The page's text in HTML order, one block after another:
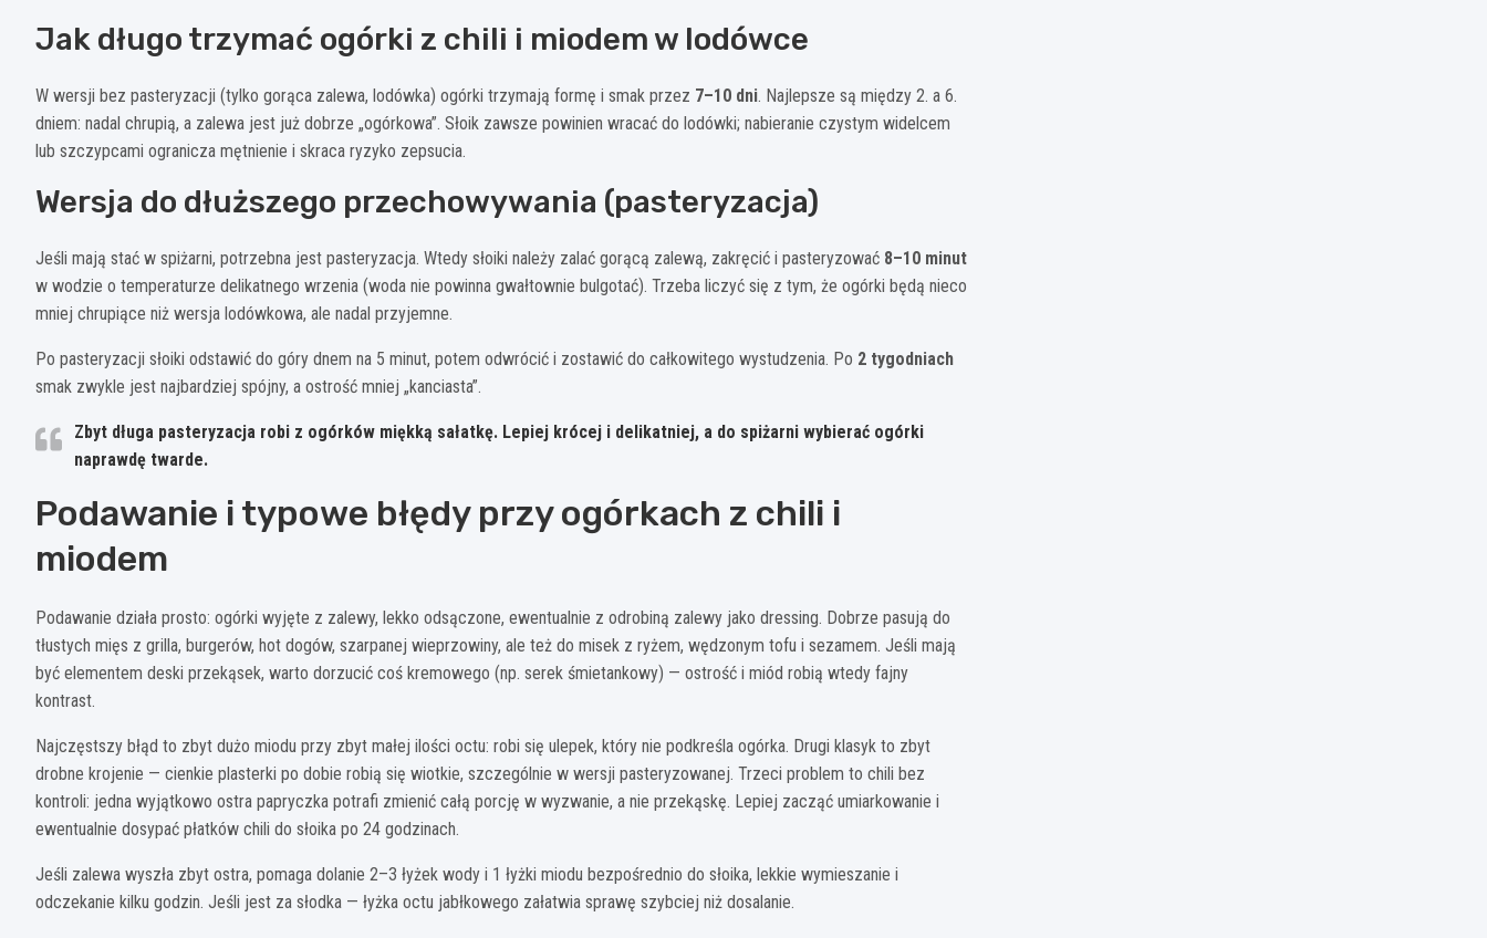
Jak długo trzymać ogórki z chili i miodem w lodówce
W wersji bez pasteryzacji (tylko gorąca zalewa, lodówka) ogórki trzymają formę i smak przez 7–10 dni. Najlepsze są między 2. a 6.
dniem: nadal chrupią, a zalewa jest już dobrze „ogórkowa”. Słoik zawsze powinien wracać do lodówki; nabieranie czystym widelcem
lub szczypcami ogranicza mętnienie i skraca ryzyko zepsucia.
Wersja do dłuższego przechowywania (pasteryzacja)
Jeśli mają stać w spiżarni, potrzebna jest pasteryzacja. Wtedy słoiki należy zalać gorącą zalewą, zakręcić i pasteryzować 8–10 minut
w wodzie o temperaturze delikatnego wrzenia (woda nie powinna gwałtownie bulgotać). Trzeba liczyć się z tym, że ogórki będą nieco
mniej chrupiące niż wersja lodówkowa, ale nadal przyjemne.
Po pasteryzacji słoiki odstawić do góry dnem na 5 minut, potem odwrócić i zostawić do całkowitego wystudzenia. Po 2 tygodniach
smak zwykle jest najbardziej spójny, a ostrość mniej „kanciasta”.
Zbyt długa pasteryzacja robi z ogórków miękką sałatkę. Lepiej krócej i delikatniej, a do spiżarni wybierać ogórki
naprawdę twarde.
Podawanie i typowe błędy przy ogórkach z chili i
miodem
Podawanie działa prosto: ogórki wyjęte z zalewy, lekko odsączone, ewentualnie z odrobiną zalewy jako dressing. Dobrze pasują do
tłustych mięs z grilla, burgerów, hot dogów, szarpanej wieprzowiny, ale też do misek z ryżem, wędzonym tofu i sezamem. Jeśli mają
być elementem deski przekąsek, warto dorzucić coś kremowego (np. serek śmietankowy) — ostrość i miód robią wtedy fajny
kontrast.
Najczęstszy błąd to zbyt dużo miodu przy zbyt małej ilości octu: robi się ulepek, który nie podkreśla ogórka. Drugi klasyk to zbyt
drobne krojenie — cienkie plasterki po dobie robią się wiotkie, szczególnie w wersji pasteryzowanej. Trzeci problem to chili bez
kontroli: jedna wyjątkowo ostra papryczka potrafi zmienić całą porcję w wyzwanie, a nie przekąskę. Lepiej zacząć umiarkowanie i
ewentualnie dosypać płatków chili do słoika po 24 godzinach.
Jeśli zalewa wyszła zbyt ostra, pomaga dolanie 2–3 łyżek wody i 1 łyżki miodu bezpośrednio do słoika, lekkie wymieszanie i
odczekanie kilku godzin. Jeśli jest za słodka — łyżka octu jabłkowego załatwia sprawę szybciej niż dosalanie.